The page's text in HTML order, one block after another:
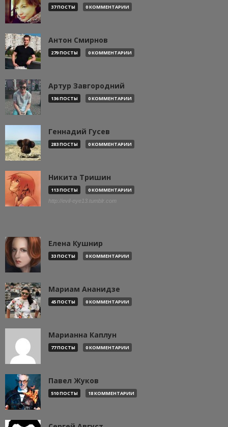
37 ПОСТЫ 0 КОММЕНТАРИИ
Антон Смирнов
279 ПОСТЫ 0 КОММЕНТАРИИ
Артур Завгородний
136 ПОСТЫ 0 КОММЕНТАРИИ
Геннадий Гусев
283 ПОСТЫ 0 КОММЕНТАРИИ
Никита Тришин
113 ПОСТЫ 0 КОММЕНТАРИИ
http://evil-eye13.tumblr.com
Елена Кушнир
33 ПОСТЫ 0 КОММЕНТАРИИ
Мариам Ананидзе
45 ПОСТЫ 0 КОММЕНТАРИИ
Марианна Каплун
77 ПОСТЫ 0 КОММЕНТАРИИ
Павел Жуков
510 ПОСТЫ 18 КОММЕНТАРИИ